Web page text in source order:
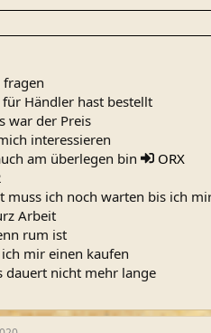
fragen
für Händler hast bestellt
war der Preis
interessieren
am überlegen bin
ORX
muss ich noch warten bis ich
Arbeit
rum ist
mir einen kaufen
dauert nicht mehr lange